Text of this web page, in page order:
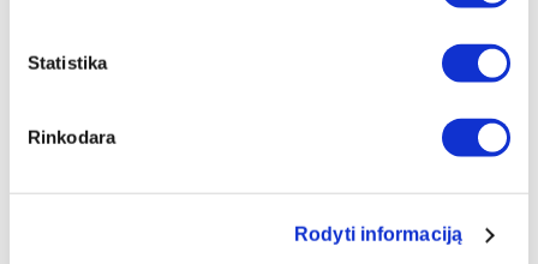
Statistika
Rinkodara
Rodyti informaciją
įrėminimas
papildomai įrėminti į baltą, juodą arba
pavers dar prabangesniu namų